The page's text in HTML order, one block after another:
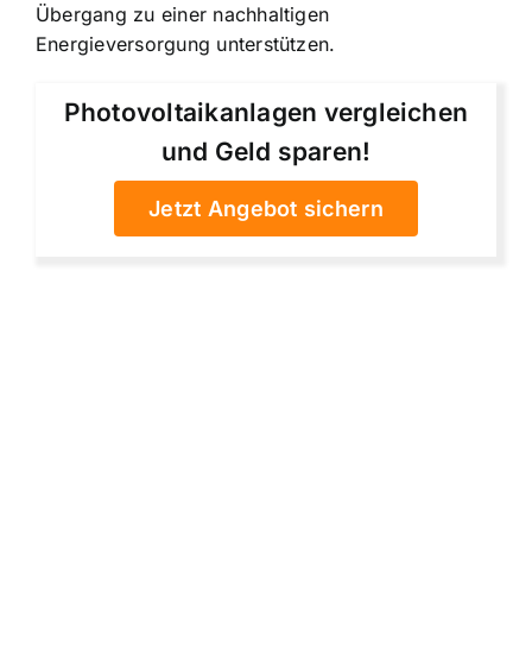
Übergang zu einer nachhaltigen
Energieversorgung unterstützen.
Photovoltaikanlagen vergleichen
und Geld sparen!
Jetzt Angebot sichern